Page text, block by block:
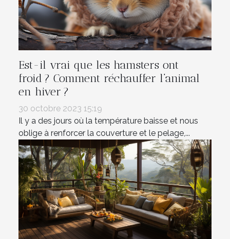
Est-il vrai que les hamsters ont
froid ? Comment réchauffer l’animal
en hiver ?
30 octobre 2023 15:19
Il y a des jours où la température baisse et nous
oblige à renforcer la couverture et le pelage,...